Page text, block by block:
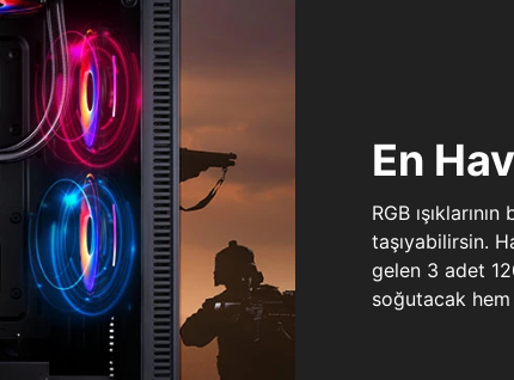
En
RGB
taşıyabilirsin.
gelen 3 adet
soğutacak